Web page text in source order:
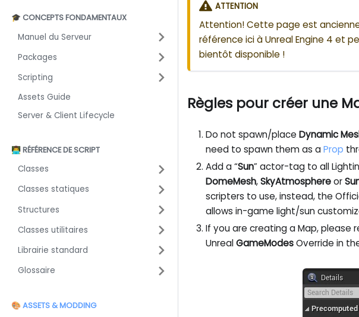
🎓 CONCEPTS FONDAMENTAUX
Manuel du Serveur
Packages
Scripting
Assets Guide
Server & Client Lifecycle
👨‍💻 RÉFÉRENCE DE SCRIPT
Classes
Classes statiques
Structures
Classes utilitaires
Librairie standard
Glossaire
🎨 ASSETS & MODDING
ATTENTION
Attention! Cette page est
référence ici à Unreal Engine 4 et
bientôt disponible !
Règles pour créer une
Do not spawn/place Dynamic
need to spawn them as aProp
Add a “Sun” actor-tag to all
DomeMesh,SkyAtmosphereor
scripters to use, instead, the
allows in-game light/sun
If you are creating a Map, please
UnrealGameModesOverride in